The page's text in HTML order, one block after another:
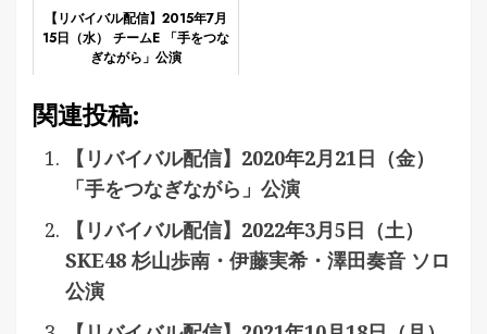
【リバイバル配信】2015年7月
15日（水） チームE 「手をつな
ぎながら」公演
関連投稿:
【リバイバル配信】2020年2月21日（金）
「手をつなぎながら」公演
【リバイバル配信】2022年3月5日（土）
SKE48 杉山歩南・伊藤実希・澤田奏音 ソロ
公演